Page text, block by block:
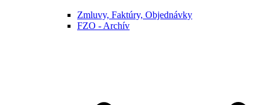
Zmluvy, Faktúry, Objednávky
FZO - Archív